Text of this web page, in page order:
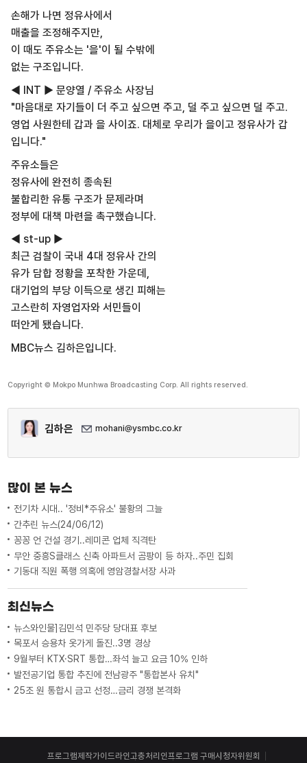
손해가 나면 정유사에서
매출을 조정해주지만,
이 때도 주유소는 '을'이 될 수밖에
없는 구조입니다.
◀ INT ▶ 문양열 / 주유소 사장님
"마음대로 자기들이 더 주고 싶으면 주고, 덜 주고 싶으면 덜 주고.
영업 사원한테 갑과 을 사이죠. 대체로 우리가 을이고 정유사가 갑
입니다."
주유소들은
정유사에 완전히 종속된
불합리한 유통 구조가 문제라며
정부에 대책 마련을 촉구했습니다.
◀ st-up ▶
최근 검찰이 국내 4대 정유사 간의
유가 담합 정황을 포착한 가운데,
대기업의 부당 이득으로 생긴 피해는
고스란히 자영업자와 서민들이
떠안게 됐습니다.
MBC뉴스 김하은입니다.
Copyright © Mokpo Munhwa Broadcasting Corp. All rights reserved.
김하은 mohani@ysmbc.co.kr
많이 본 뉴스
전기차 시대.. '정비*주유소' 불황의 그늘
간추린 뉴스(24/06/12)
꽁꽁 언 건설 경기..레미콘 업체 직격탄
무안 중흥S클래스 신축 아파트서 곰팡이 등 하자..주민 집회
기동대 직원 폭행 의혹에 영암경찰서장 사과
최신뉴스
뉴스와인물]김민석 민주당 당대표 후보
목포서 승용차 옷가게 돌진..3명 경상
9월부터 KTX·SRT 통합…좌석 늘고 요금 10% 인하
발전공기업 통합 추진에 전남광주 "통합본사 유치"
25조 원 통합시 금고 선정…금리 경쟁 본격화
프로그램제작가이드라인고충처리인프로그램 구매시청자위원회